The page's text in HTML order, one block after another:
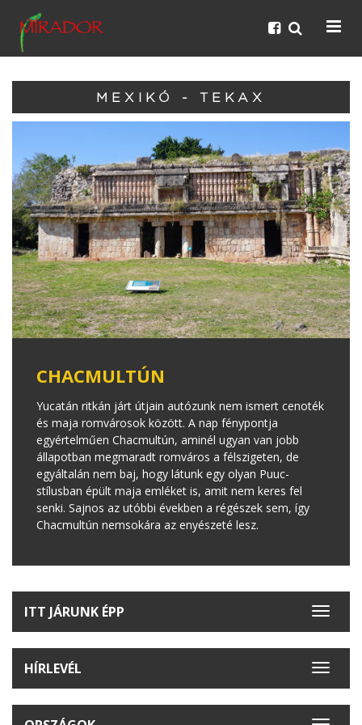
MEXIKÓ - TEKAX
CHACMULTÚN
Yucatán ritkán járt útjain autózunk nem ismert cenoték
és maja romvárosok között. A nap fénypontja
egyértelműen Chacmultún, aminél ugyan van jobb
állapotban megmaradt romváros a félszigeten, de
egyáltalán nem baj, hogy látunk egy olyan Puuc-
stílusban épült maja emléket is, amit nem keres fel
senki. Sajnos az utóbbi években a régészek sem, így
Chacmultún nemsokára az enyészeté lesz.
Toggle
ITT JÁRUNK ÉPP
Toggle
HÍRLEVÉL